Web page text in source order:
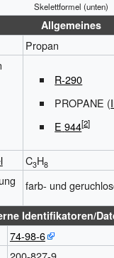
Skelettformel (unten)
Allgemeines
Propan
R-290
PROPANE (
E 944
C3H8
farb- und
Identifikatoren/
74-98-6